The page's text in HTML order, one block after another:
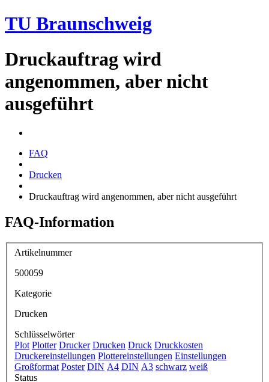
TU Braunschweig
Druckauftrag wird
angenommen, aber nicht
ausgeführt
FAQ
Drucken
Druckauftrag wird angenommen, aber nicht ausgeführt
FAQ-Information
Artikelnummer
500059
Kategorie
Drucken
Schlüsselwörter
Plot Plotter Drucker Drucken Druck Druckkosten
Druckereinstellungen Plottereinstellungen Einstellungen
Großformat Poster DIN A4 DIN A3 schwarz weiß
Status